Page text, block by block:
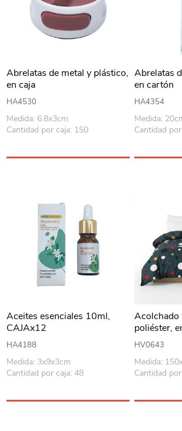
Abrelatas de metal y plástico,
en caja
HA4530
Medida: 6.8x3cm
Cantidad por caja: 150
Abrelatas
en cartón
HA4354
Medida:
Cantidad
Aceites esenciales 10ml,
CAJAx12
HA4188
Medida: 3x9x3cm
Cantidad por caja: 48
Acolchado
poliéster,
varios
HV0643
Medida:
Cantidad